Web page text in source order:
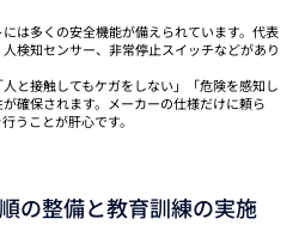
は多くの安全機能が備えられています。代表
検知センサー、非常停止スイッチなどがあり
と接触してもケガをしない」「危険を感知し
確保されます。メーカーの仕様だけに頼ら
うことが肝心です。
の整備と教育訓練の実施